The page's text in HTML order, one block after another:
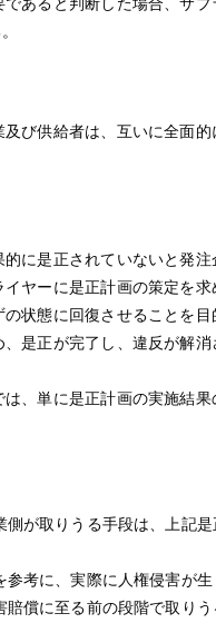
び供給者は、互いに全面
的に是正されていないと発
ヤーに是正計画の策定を
状態に回復させることを
是正が完了し、違反が解
、単に是正計画の実施結
が取りうる手段は、上記
考に、実際に人権侵害が
償に至る前の段階で取り